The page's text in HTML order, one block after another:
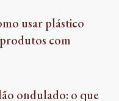
usar plástico
com
ondulado: o que